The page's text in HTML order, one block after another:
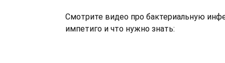
Смотрите видео про бактериальную
импетиго и что нужно знать: